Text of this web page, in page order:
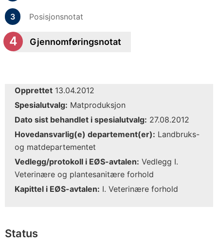
Posisjonsnotat
Gjennomføringsnotat
Opprettet 13.04.2012
Spesialutvalg: Matproduksjon
Dato sist behandlet i spesialutvalg: 27.08.2012
Hovedansvarlig(e) departement(er): Landbruks-
og matdepartementet
Vedlegg/protokoll i EØS-avtalen: Vedlegg I.
Veterinære og plantesanitære forhold
Kapittel i EØS-avtalen: I. Veterinære forhold
Status